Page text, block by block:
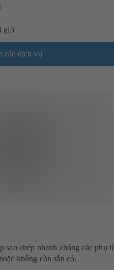
giờ
các dịch vụ
sao chép nhanh chóng các phụ
không còn sẵn có.